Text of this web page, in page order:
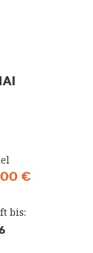
€
bis: